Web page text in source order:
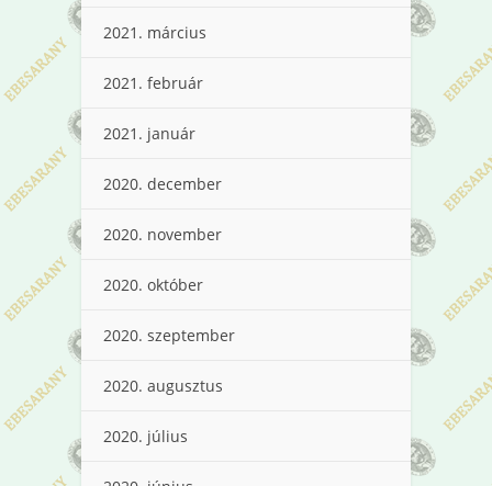
2021. március
2021. február
2021. január
2020. december
2020. november
2020. október
2020. szeptember
2020. augusztus
2020. július